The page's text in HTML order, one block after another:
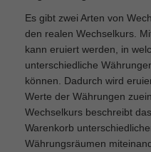
Es gibt zwei Arten von
den realen Wechselkurs.
kann eruiert werden, in
unterschiedliche
können. Dadurch wird
Werte der Währungen
Wechselkurs beschreibt
Warenkorb
Währungsräumen